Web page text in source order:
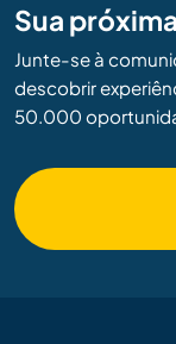
Sua
Junte-se à
descobrir
50.000